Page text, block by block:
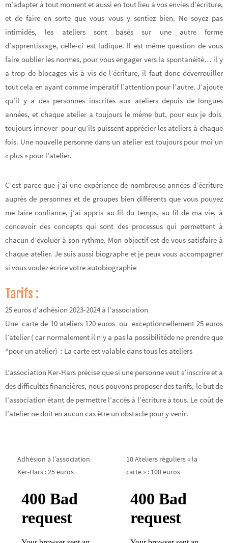
m’adapter à tout moment et aussi en tout lieu à vos envies d’écriture,
et de faire en sorte que vous vous y sentiez bien. Ne soyez pas
intimidés, les ateliers sont basés sur une autre forme
d’apprentissage, celle-ci est ludique. Il est même question de vous
faire oublier les normes, pour vous engager vers la spontanéité… il y
a trop de blocages vis à vis de l’écriture, il faut donc déverrouiller
tout cela en ayant comme impératif l’attention pour l’autre. J’ajoute
qu’il y a des personnes inscrites aux ateliers depuis de longues
années, et chaque atelier a toujours le même but, pour eux je dois
toujours innover pour qu’ils puissent apprécier les ateliers à chaque
fois. Une nouvelle personne dans un atelier est toujours pour moi un
« plus » pour l’atelier.
C’est parce que j’ai une expérience de nombreuse années d’écriture
auprès de personnes et de groupes bien différents que vous pouvez
me faire confiance, j’ai appris au fil du temps, au fil de ma vie, à
concevoir des concepts qui sont des processus qui permettent à
chacun d’évoluer à son rythme. Mon objectif est de vous satisfaire à
chaque atelier. Je suis aussi biographe et je peux vous accompagner
si vous voulez écrire votre autobiographie
Tarifs :
25 euros d’adhésion 2023-2024 à l’association
Une carte de 10 ateliers 120 euros ou exceptionnellement 25 euros
l’atelier ( car normalement il n’y a pas la possibilitéde ne prendre que
^pour un atelier) : La carte est valable dans tous les ateliers
L’association Ker-Hars précise que si une personne veut s’inscrire et a
des difficultés financières, nous pouvons proposer des tarifs, le but de
l’association étant de permettre l’accès à l’écriture à tous. Le coût de
l’atelier ne doit en aucun cas être un obstacle pour y venir.
Adhésion à l’association
Ker-Hars : 25 euros
10 Ateliers réguliers « la
carte » : 100 euros